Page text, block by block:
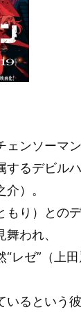
ェンソーマ
するデビル
）。
もり）との
われ、
レゼ”（上
いるという